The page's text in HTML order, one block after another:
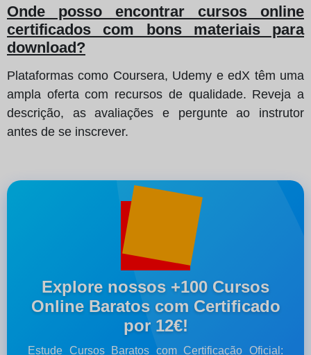
Onde posso encontrar cursos online
certificados com bons materiais para
download?
Plataformas como Coursera, Udemy e edX têm uma
ampla oferta com recursos de qualidade. Reveja a
descrição, as avaliações e pergunte ao instrutor
antes de se inscrever.
Explore nossos +100 Cursos
Online Baratos com Certificado
por 12€!
Estude Cursos Baratos com Certificação Oficial: